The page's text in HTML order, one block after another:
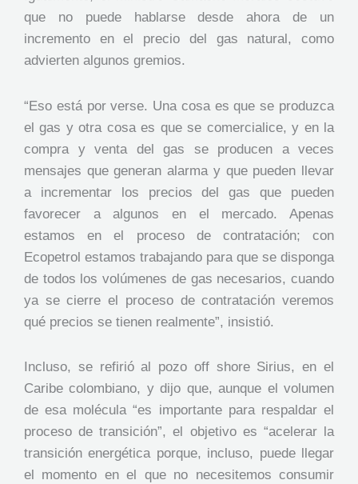
que no puede hablarse desde ahora de un
incremento en el precio del gas natural, como
advierten algunos gremios.
“Eso está por verse. Una cosa es que se produzca
el gas y otra cosa es que se comercialice, y en la
compra y venta del gas se producen a veces
mensajes que generan alarma y que pueden llevar
a incrementar los precios del gas que pueden
favorecer a algunos en el mercado. Apenas
estamos en el proceso de contratación; con
Ecopetrol estamos trabajando para que se disponga
de todos los volúmenes de gas necesarios, cuando
ya se cierre el proceso de contratación veremos
qué precios se tienen realmente”, insistió.
Incluso, se refirió al pozo off shore Sirius, en el
Caribe colombiano, y dijo que, aunque el volumen
de esa molécula “es importante para respaldar el
proceso de transición”, el objetivo es “acelerar la
transición energética porque, incluso, puede llegar
el momento en el que no necesitemos consumir